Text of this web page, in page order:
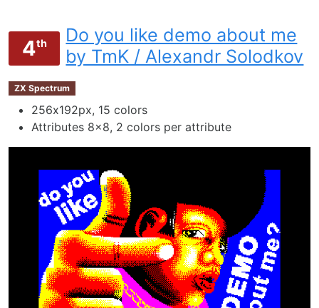
4th
Do you like demo about me
by TmK / Alexandr Solodkov
ZX Spectrum
256х192px, 15 colors
Attributes 8x8, 2 colors per attribute